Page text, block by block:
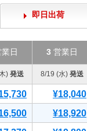
即日出荷
日 3 営業日
) 発送 8/19 (水) 発送
¥18,040
¥18,920